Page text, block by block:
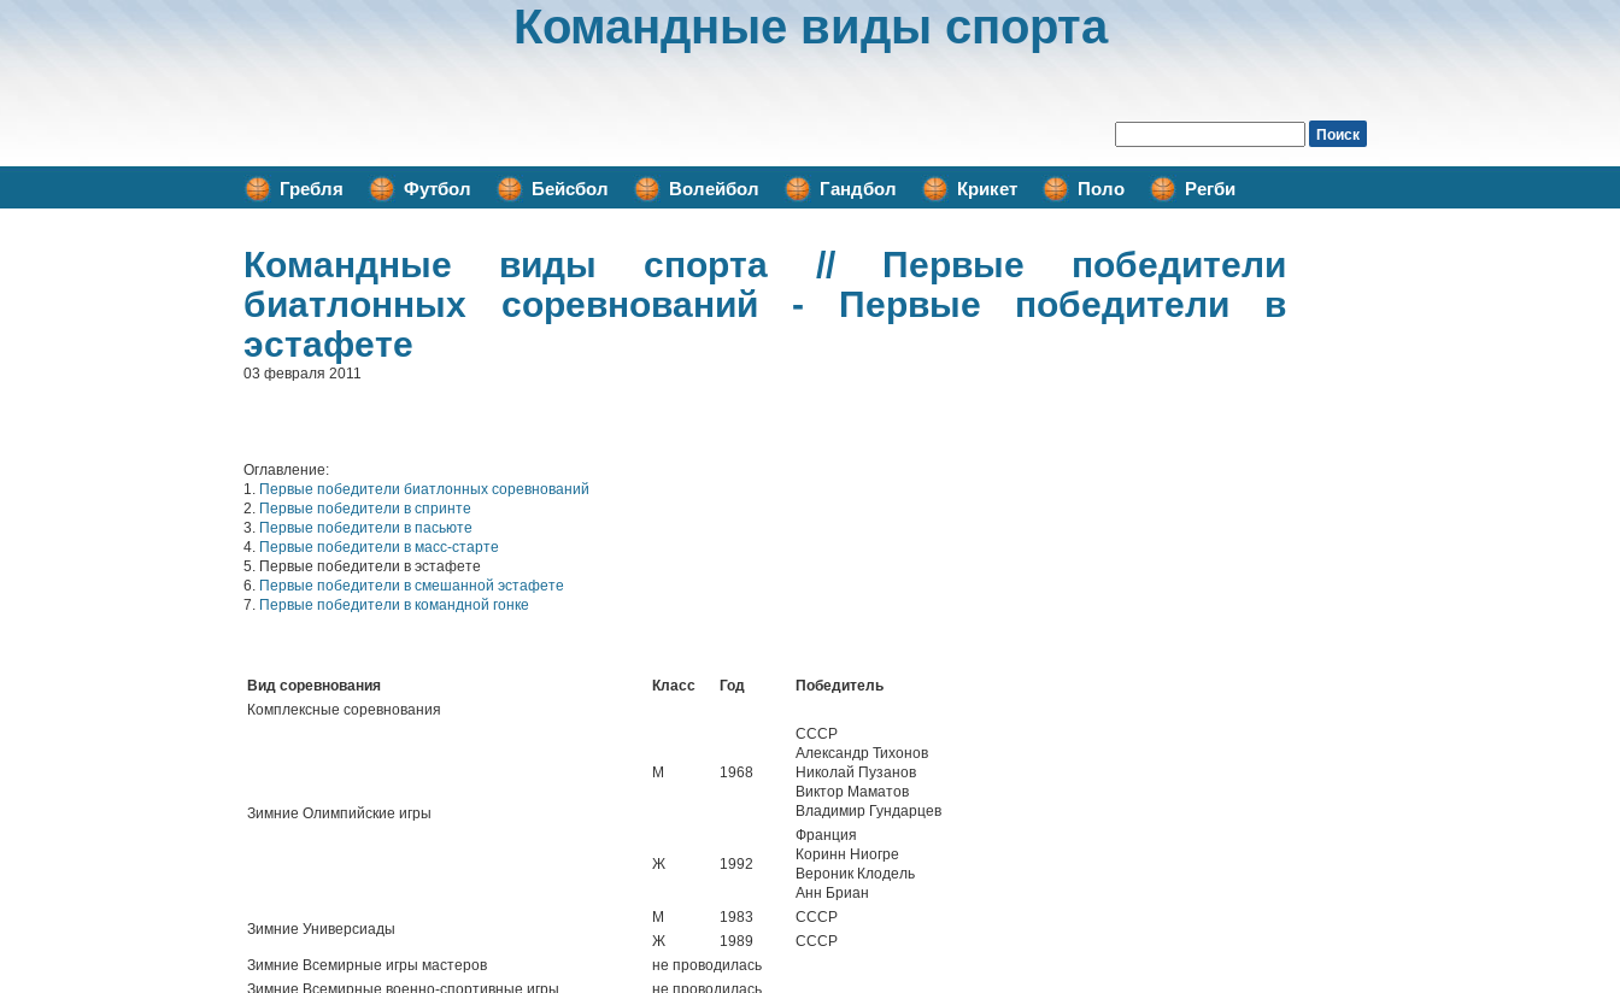
Командные виды спорта
Гребля Футбол Бейсбол Волейбол Гандбол Крикет Поло Регби
Командные виды спорта // Первые победители
биатлонных соревнований - Первые победители в
эстафете
03 февраля 2011
Оглавление:
1. Первые победители биатлонных соревнований
2. Первые победители в спринте
3. Первые победители в пасьюте
4. Первые победители в масс-старте
5. Первые победители в эстафете
6. Первые победители в смешанной эстафете
7. Первые победители в командной гонке
Вид соревнования Класс Год
Победитель
Комплексные соревнования
Зимние Олимпийские игры
М 1968
СССР
Александр Тихонов
Николай Пузанов
Виктор Маматов
Владимир Гундарцев
Ж 1992
Франция
Коринн Ниогре
Вероник Клодель
Анн Бриан
Зимние Универсиады
М 1983
СССР
Ж
1989
СССР
Зимние Всемирные игры мастеров
не проводилась
Зимние Всемирные военно-спортивные игры
не проводилась